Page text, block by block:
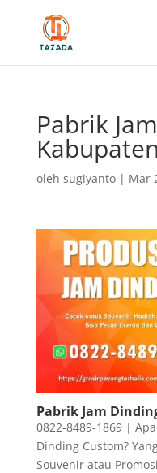
Pabrik
oleh sugiyanto| Mar
Pabrik Jam
0822-8489-1869 |
Dinding Custom?
Souvenir atau